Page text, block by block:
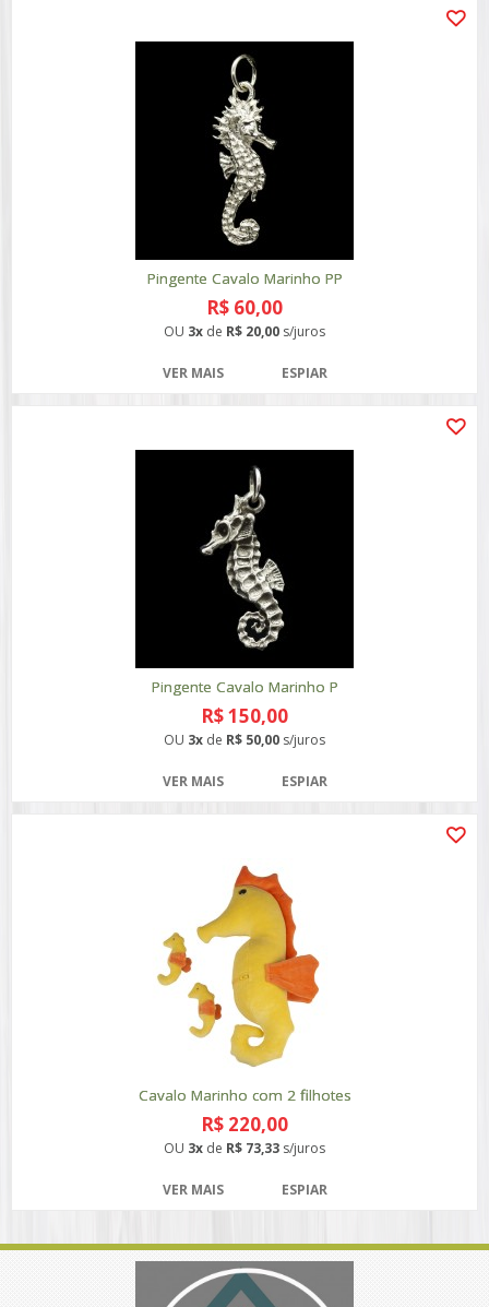
Pingente Cavalo Marinho PP
R$ 60,00
OU 3x de R$ 20,00 s/juros
VER MAIS ESPIAR
Pingente Cavalo Marinho P
R$ 150,00
OU 3x de R$ 50,00 s/juros
VER MAIS ESPIAR
Cavalo Marinho com 2 filhotes
R$ 220,00
OU 3x de R$ 73,33 s/juros
VER MAIS ESPIAR